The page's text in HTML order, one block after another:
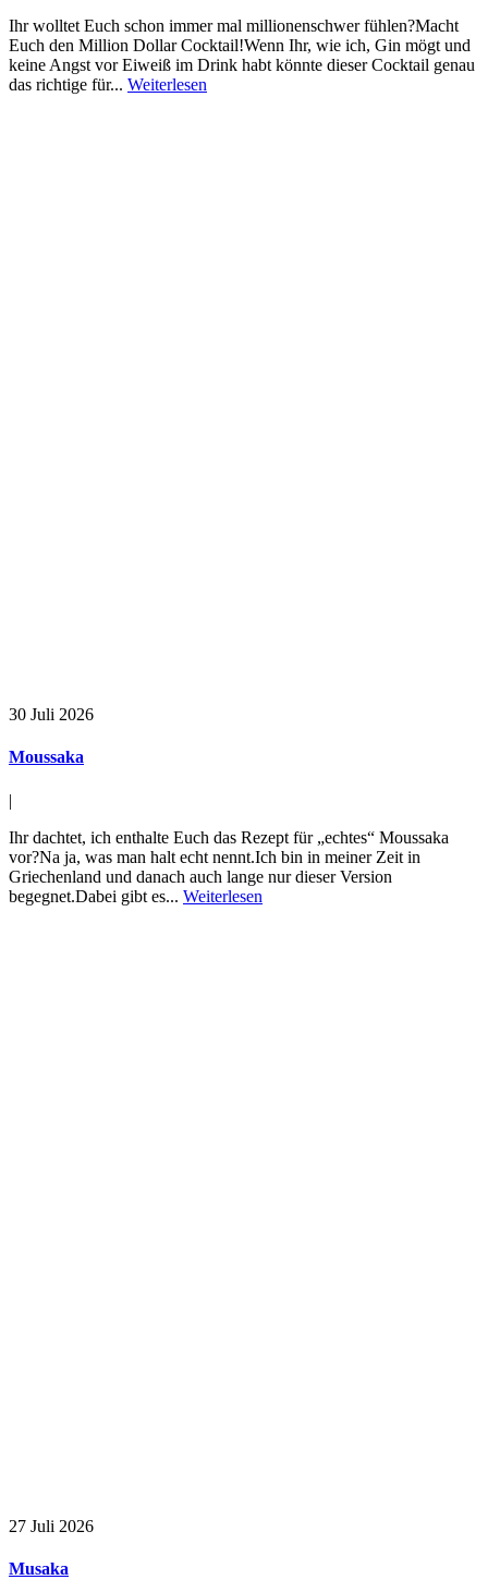
Ihr wolltet Euch schon immer mal millionenschwer fühlen?Macht
Euch den Million Dollar Cocktail!Wenn Ihr, wie ich, Gin mögt und
keine Angst vor Eiweiß im Drink habt könnte dieser Cocktail genau
das richtige für... Weiterlesen
30 Juli 2026
Moussaka
|
Ihr dachtet, ich enthalte Euch das Rezept für „echtes“ Moussaka
vor?Na ja, was man halt echt nennt.Ich bin in meiner Zeit in
Griechenland und danach auch lange nur dieser Version
begegnet.Dabei gibt es... Weiterlesen
27 Juli 2026
Musaka